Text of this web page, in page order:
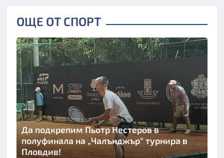
ОЩЕ ОТ СПОРТ
Да подкрепим Пьотр Нестеров в
полуфинала на „Чалънджър“ турнира в
Пловдив!